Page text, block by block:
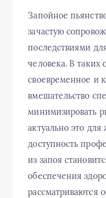
Запойное
зачастую
последствиями
человека. В таких
своевременное и
вмешательство
минимизировать
актуально это
доступность
из запоя
обеспечения
рассматриваются